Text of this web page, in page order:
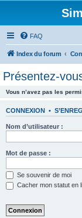
FAQ
Index du forum
Présentez-
Vous n’avez pas les
CONNEXION •
Nom d’utilisateur :
Mot de passe :
Se souvenir de moi
Cacher mon statut en